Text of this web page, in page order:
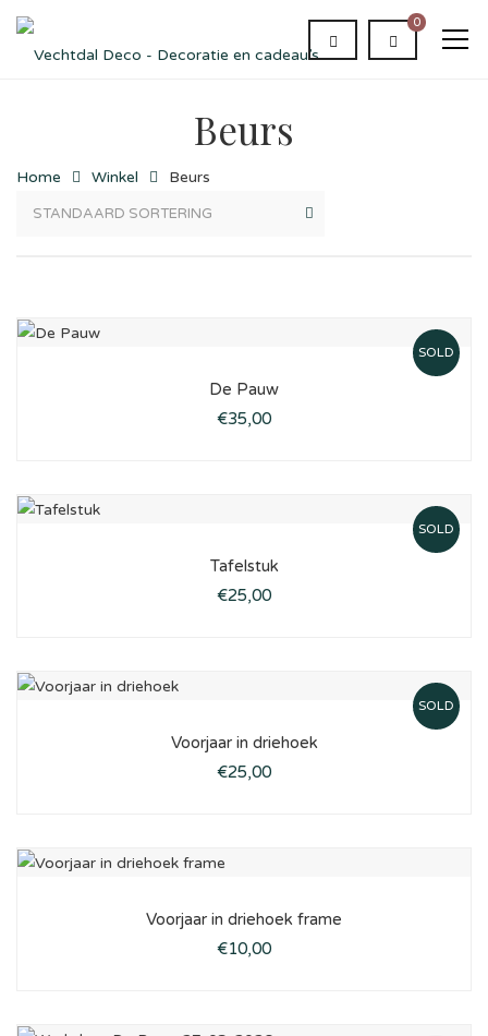
0
Beurs
Home Winkel Beurs
SOLD
De Pauw
€35,00
SOLD
Tafelstuk
€25,00
SOLD
Voorjaar in driehoek
€25,00
Voorjaar in driehoek frame
€10,00